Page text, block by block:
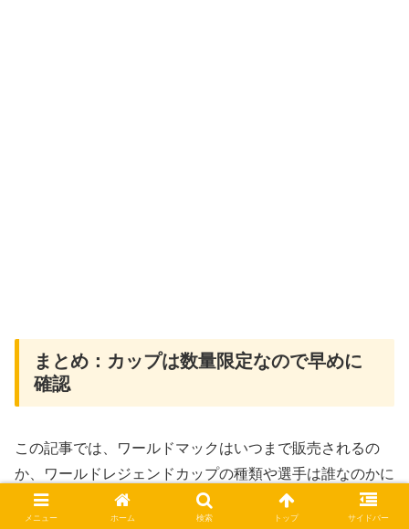
まとめ：カップは数量限定なので早めに
確認
この記事では、ワールドマックはいつまで販売されるの
か、ワールドレジェンドカップの種類や選手は誰なのかに
ついて紹介しました。
メニュー ホーム 検索 トップ サイドバー